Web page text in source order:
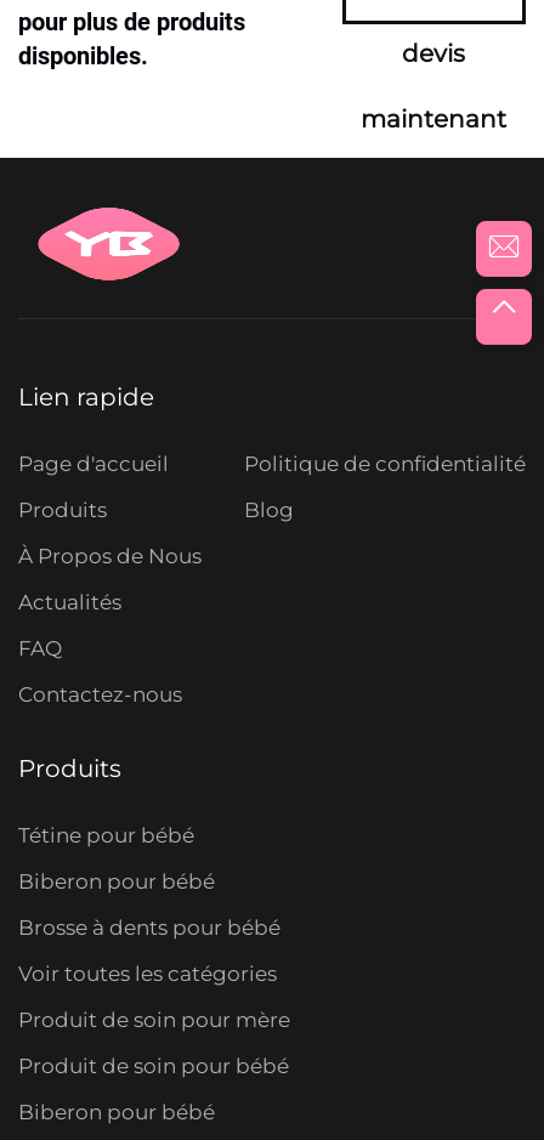
pour plus de produits
disponibles.
devis
maintenant
Lien rapide
Page d'accueil
Produits
À Propos de Nous
Actualités
FAQ
Contactez-nous
Politique de confidentialité
Blog
Produits
Tétine pour bébé
Biberon pour bébé
Brosse à dents pour bébé
Voir toutes les catégories
Produit de soin pour mère
Produit de soin pour bébé
Biberon pour bébé